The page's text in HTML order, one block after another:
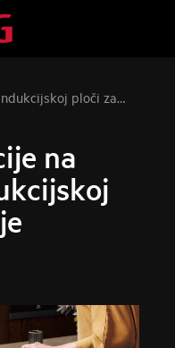
ploči za
na